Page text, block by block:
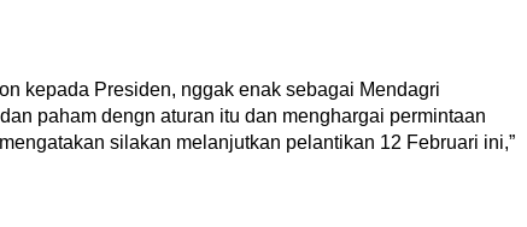
kepada Presiden, nggak enak sebagai Mendagri
paham dengn aturan itu dan menghargai permintaan
silakan melanjutkan pelantikan 12 Februari ini,”